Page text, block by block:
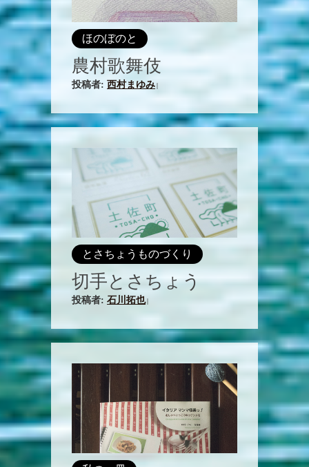
ほのぼのと
農村歌舞伎
投稿者: 西村まゆみ
とさちょうものづくり
切手とさちょう
投稿者: 石川拓也|